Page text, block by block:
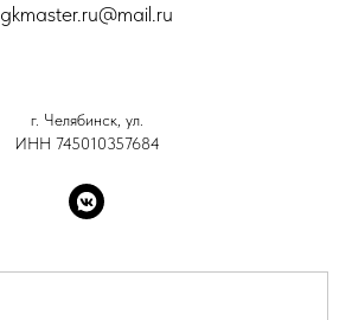
gkmaster.ru@mail.ru
г. Челябинск, ул.
ИНН 745010357684